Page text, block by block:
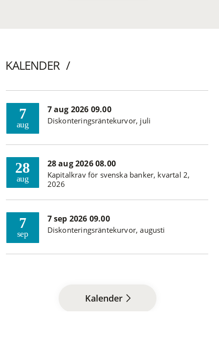
KALENDER
7
aug
7 aug 2026 09.00
Diskonteringsräntekurvor, juli
28
aug
28 aug 2026 08.00
Kapitalkrav för svenska banker, kvartal 2,
2026
7
sep
7 sep 2026 09.00
Diskonteringsräntekurvor, augusti
Kalender